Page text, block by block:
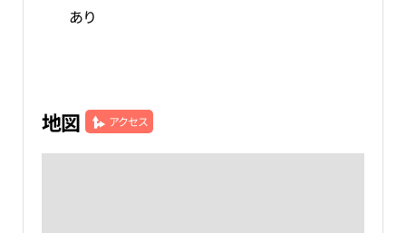
あり
地図 アクセス